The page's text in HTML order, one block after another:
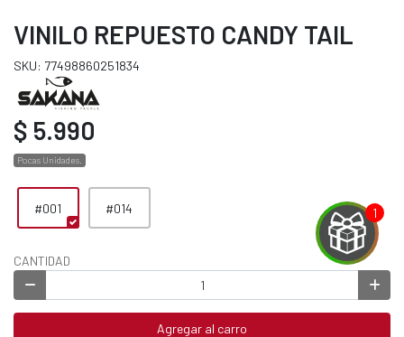
VINILO REPUESTO CANDY TAIL
SKU: 77498860251834
$ 5.990
Pocas Unidades.
#001 #014
CANTIDAD
Agregar al carro